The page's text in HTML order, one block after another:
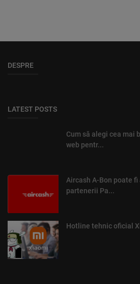
DESPRE
LATEST POSTS
Cum să alegi cea mai
web pentr...
Aircash A-Bon poate
partenerii Pa...
Hotline tehnic oficial